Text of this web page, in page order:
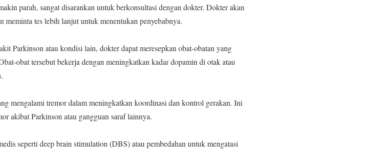
parah, sangat disarankan untuk berkonsultasi dengan dokter. Dokter akan
tes lebih lanjut untuk menentukan penyebabnya.
Parkinson atau kondisi lain, dokter dapat meresepkan obat-obatan yang
obat tersebut bekerja dengan meningkatkan kadar dopamin di otak atau
mengalami tremor dalam meningkatkan koordinasi dan kontrol gerakan. Ini
akibat Parkinson atau gangguan saraf lainnya.
seperti deep brain stimulation (DBS) atau pembedahan untuk mengatasi